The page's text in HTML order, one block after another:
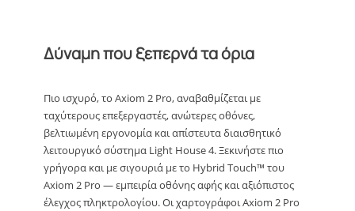
Δύναμη που ξεπερνά τα όρια
Πιο ισχυρό, το Axiom 2 Pro, αναβαθμίζεται με
ταχύτερους επεξεργαστές, ανώτερες οθόνες,
βελτιωμένη εργονομία και απίστευτα διαισθητικό
λειτουργικό σύστημα Light House 4. Ξεκινήστε πιο
γρήγορα και με σιγουριά με το Hybrid Touch™ του
Axiom 2 Pro — εμπειρία οθόνης αφής και αξιόπιστος
έλεγχος πληκτρολογίου. Οι χαρτογράφοι Axiom 2 Pro